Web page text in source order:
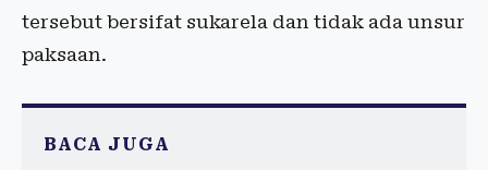
tersebut bersifat sukarela dan tidak ada unsur
paksaan.
BACA JUGA